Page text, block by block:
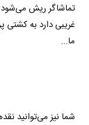
تماشاگر ریش
غریبی دارد به
ما...
شما نیز می‌توانید